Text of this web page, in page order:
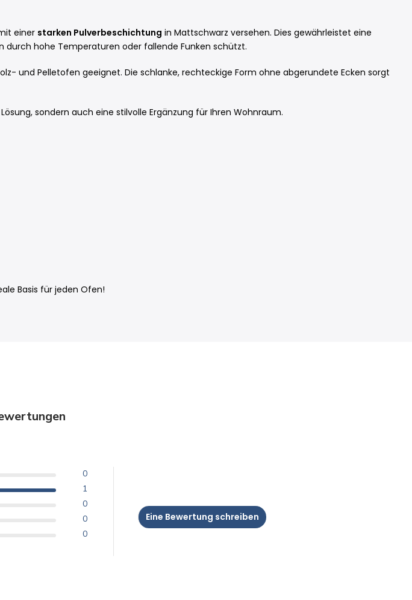
einer starken Pulverbeschichtung in Mattschwarz versehen. Dies gewährleistet eine
durch hohe Temperaturen oder fallende Funken schützt.
und Pelletofen geeignet. Die schlanke, rechteckige Form ohne abgerundete Ecken sorgt
sondern auch eine stilvolle Ergänzung für Ihren Wohnraum.
Basis für jeden Ofen!
0
1
0
0
0
Eine Bewertung schreiben